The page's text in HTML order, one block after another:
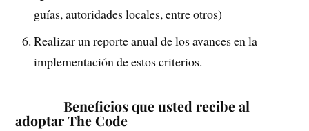
guías, autoridades locales, entre otros)
Realizar un reporte anual de los avances en la
implementación de estos criterios.
Beneficios que usted recibe al
adoptar The Code